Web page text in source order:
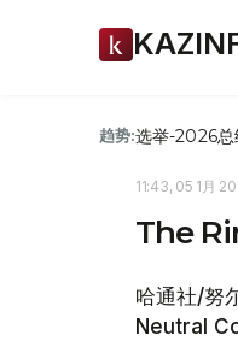
趋势:选举-2026总
11:43, 05 1月
The
哈通社/努
Neutral